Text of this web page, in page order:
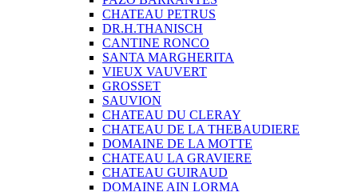
CHATEAU PETRUS
DR.H.THANISCH
CANTINE RONCO
SANTA MARGHERITA
VIEUX VAUVERT
GROSSET
SAUVION
CHATEAU DU CLERAY
CHATEAU DE LA THEBAUDIERE
DOMAINE DE LA MOTTE
CHATEAU LA GRAVIERE
CHATEAU GUIRAUD
DOMAINE AIN LORMA